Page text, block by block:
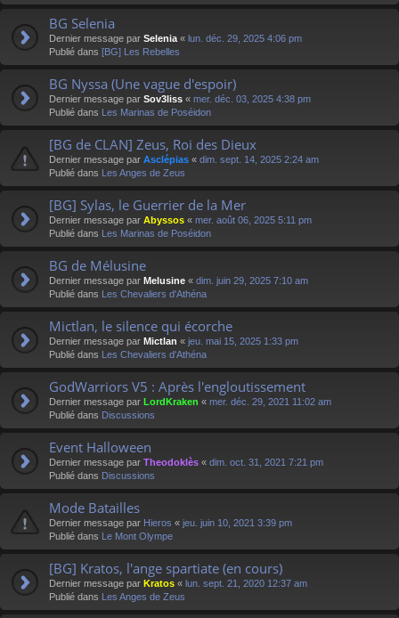
BG Selenia
Dernier message par Selenia « lun. déc. 29, 2025 4:06 pm
Publié dans [BG] Les Rebelles
BG Nyssa (Une vague d'espoir)
Dernier message par Sov3liss « mer. déc. 03, 2025 4:38 pm
Publié dans Les Marinas de Poséidon
[BG de CLAN] Zeus, Roi des Dieux
Dernier message par Asclépias « dim. sept. 14, 2025 2:24 am
Publié dans Les Anges de Zeus
[BG] Sylas, le Guerrier de la Mer
Dernier message par Abyssos « mer. août 06, 2025 5:11 pm
Publié dans Les Marinas de Poséidon
BG de Mélusine
Dernier message par Melusine « dim. juin 29, 2025 7:10 am
Publié dans Les Chevaliers d'Athéna
Mictlan, le silence qui écorche
Dernier message par Mictlan « jeu. mai 15, 2025 1:33 pm
Publié dans Les Chevaliers d'Athéna
GodWarriors V5 : Après l'engloutissement
Dernier message par LordKraken « mer. déc. 29, 2021 11:02 am
Publié dans Discussions
Event Halloween
Dernier message par Theodoklès « dim. oct. 31, 2021 7:21 pm
Publié dans Discussions
Mode Batailles
Dernier message par Hieros « jeu. juin 10, 2021 3:39 pm
Publié dans Le Mont Olympe
[BG] Kratos, l'ange spartiate (en cours)
Dernier message par Kratos « lun. sept. 21, 2020 12:37 am
Publié dans Les Anges de Zeus